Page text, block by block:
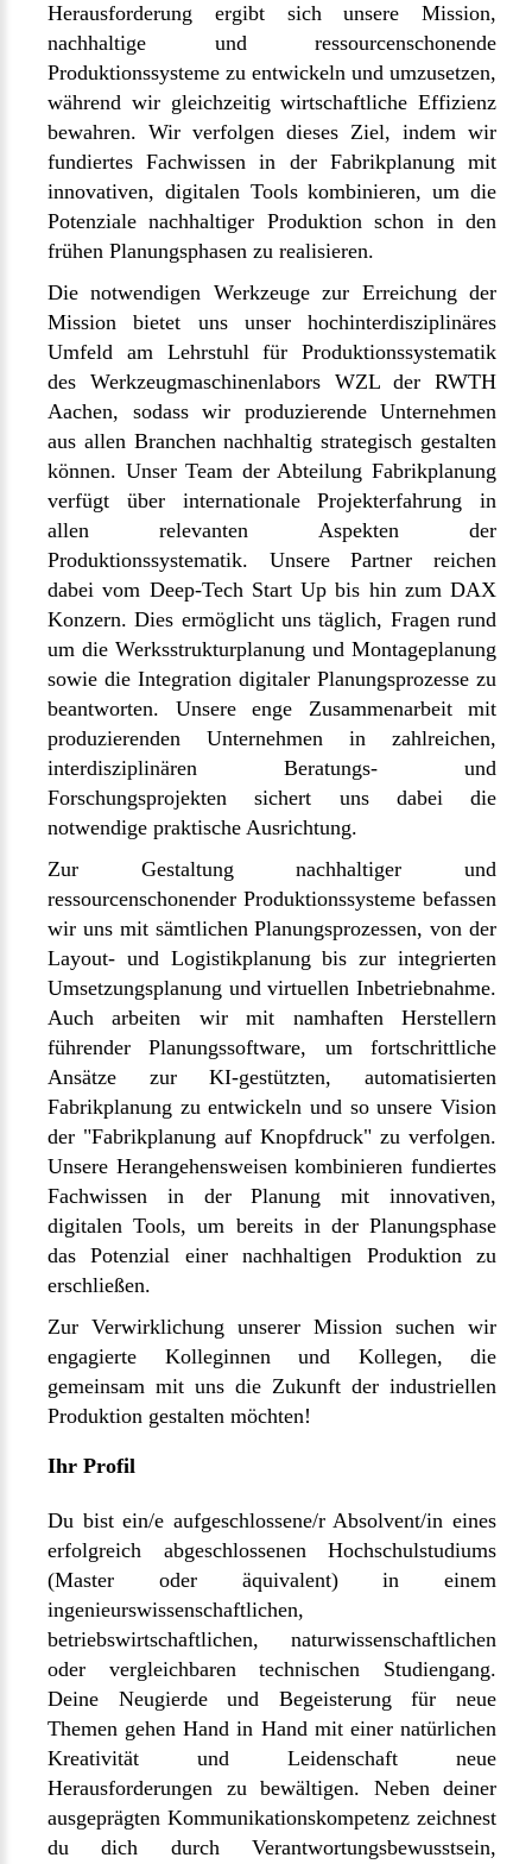
Herausforderung ergibt sich unsere Mission,
nachhaltige und ressourcenschonende
Produktionssysteme zu entwickeln und umzusetzen,
während wir gleichzeitig wirtschaftliche Effizienz
bewahren. Wir verfolgen dieses Ziel, indem wir
fundiertes Fachwissen in der Fabrikplanung mit
innovativen, digitalen Tools kombinieren, um die
Potenziale nachhaltiger Produktion schon in den
frühen Planungsphasen zu realisieren.
Die notwendigen Werkzeuge zur Erreichung der
Mission bietet uns unser hochinterdisziplinäres
Umfeld am Lehrstuhl für Produktionssystematik
des Werkzeugmaschinenlabors WZL der RWTH
Aachen, sodass wir produzierende Unternehmen
aus allen Branchen nachhaltig strategisch gestalten
können. Unser Team der Abteilung Fabrikplanung
verfügt über internationale Projekterfahrung in
allen relevanten Aspekten der
Produktionssystematik. Unsere Partner reichen
dabei vom Deep-Tech Start Up bis hin zum DAX
Konzern. Dies ermöglicht uns täglich, Fragen rund
um die Werksstrukturplanung und Montageplanung
sowie die Integration digitaler Planungsprozesse zu
beantworten. Unsere enge Zusammenarbeit mit
produzierenden Unternehmen in zahlreichen,
interdisziplinären Beratungs- und
Forschungsprojekten sichert uns dabei die
notwendige praktische Ausrichtung.
Zur Gestaltung nachhaltiger und
ressourcenschonender Produktionssysteme befassen
wir uns mit sämtlichen Planungsprozessen, von der
Layout- und Logistikplanung bis zur integrierten
Umsetzungsplanung und virtuellen Inbetriebnahme.
Auch arbeiten wir mit namhaften Herstellern
führender Planungssoftware, um fortschrittliche
Ansätze zur KI-gestützten, automatisierten
Fabrikplanung zu entwickeln und so unsere Vision
der "Fabrikplanung auf Knopfdruck" zu verfolgen.
Unsere Herangehensweisen kombinieren fundiertes
Fachwissen in der Planung mit innovativen,
digitalen Tools, um bereits in der Planungsphase
das Potenzial einer nachhaltigen Produktion zu
erschließen.
Zur Verwirklichung unserer Mission suchen wir
engagierte Kolleginnen und Kollegen, die
gemeinsam mit uns die Zukunft der industriellen
Produktion gestalten möchten!
Ihr Profil
Du bist ein/e aufgeschlossene/r Absolvent/in eines
erfolgreich abgeschlossenen Hochschulstudiums
(Master oder äquivalent) in einem
ingenieurswissenschaftlichen,
betriebswirtschaftlichen, naturwissenschaftlichen
oder vergleichbaren technischen Studiengang.
Deine Neugierde und Begeisterung für neue
Themen gehen Hand in Hand mit einer natürlichen
Kreativität und Leidenschaft neue
Herausforderungen zu bewältigen. Neben deiner
ausgeprägten Kommunikationskompetenz zeichnest
du dich durch Verantwortungsbewusstsein,